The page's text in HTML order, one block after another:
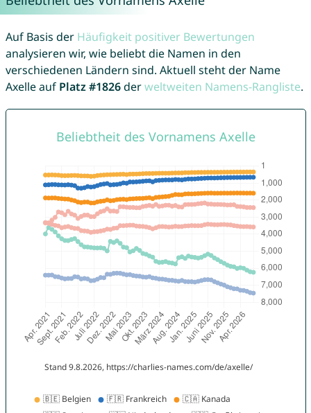
Auf Basis der Häufigkeit positiver Bewertungen
analysieren wir, wie beliebt die Namen in den
verschiedenen Ländern sind. Aktuell steht der Name
Axelle auf Platz #1826derweltweiten Namens-Rangliste.